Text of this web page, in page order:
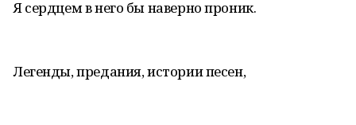
Я сердцем в него бы наверно проник.
Легенды, предания, истории песен,